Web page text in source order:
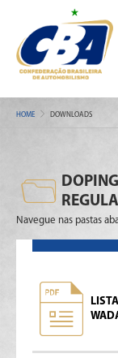
HOME DOWNLOADS
Navegue nas pastas